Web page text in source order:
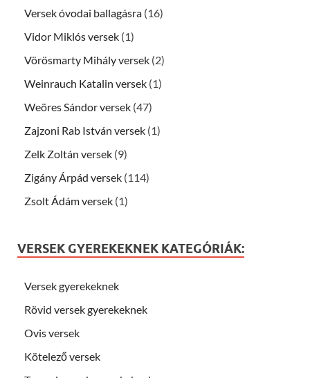
Versek óvodai ballagásra (16)
Vidor Miklós versek (1)
Vörösmarty Mihály versek (2)
Weinrauch Katalin versek (1)
Weöres Sándor versek (47)
Zajzoni Rab István versek (1)
Zelk Zoltán versek (9)
Zigány Árpád versek (114)
Zsolt Ádám versek (1)
VERSEK GYEREKEKNEK KATEGÓRIÁK:
Versek gyerekeknek
Rövid versek gyerekeknek
Ovis versek
Kötelező versek